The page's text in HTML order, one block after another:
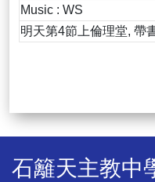
Music : WS
明天第4節上倫理堂, 帶
石籬天主教中